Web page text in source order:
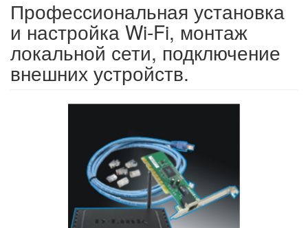
Профессиональная установка
и настройка Wi-Fi, монтаж
локальной сети, подключение
внешних устройств.